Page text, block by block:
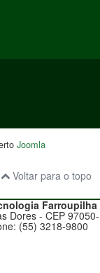
Joomla
Voltar para o topo
Farroupilha
Dores - CEP 97050-
(55) 3218-9800